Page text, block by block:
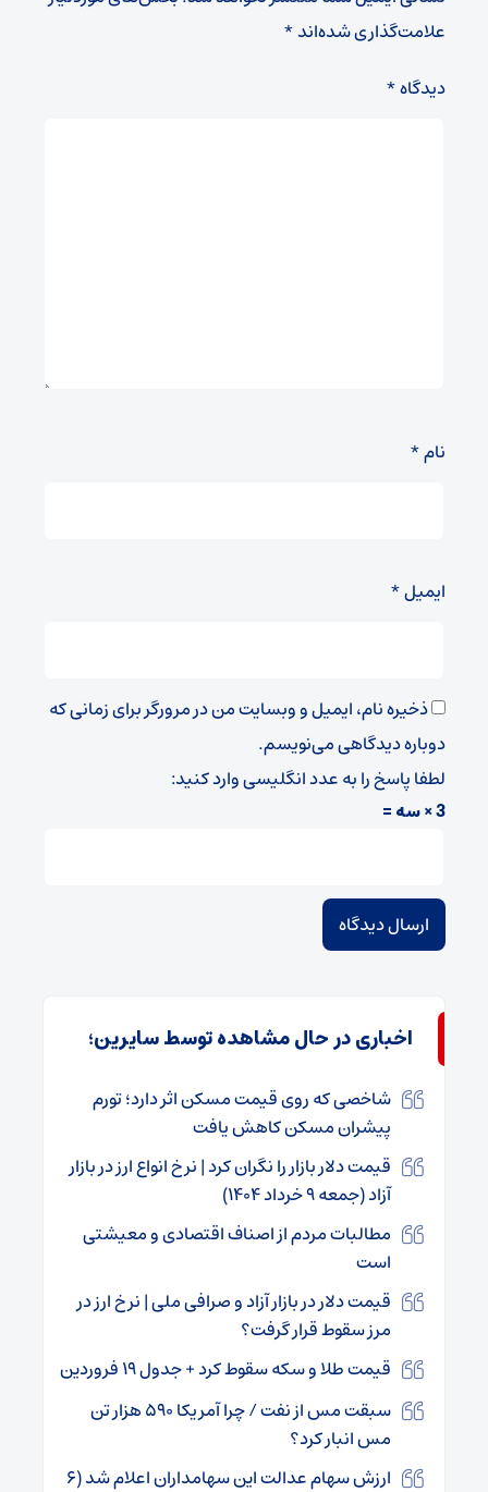
علامت‌گذاری شده‌اند*
دیدگاه*
نام*
ایمیل*
ذخیره نام، ایمیل و وبسایت من در مرورگر برای زمانی که
دوباره دیدگاهی می‌نویسم.
لطفا پاسخ را به عدد انگلیسی وارد کنید:
3 × سه =
اخباری در حال مشاهده توسط سایرین؛
شاخصی که روی قیمت مسکن اثر دارد؛ تورم
پیشران مسکن کاهش یافت
قیمت دلار بازار را نگران کرد | نرخ انواع ارز در بازار
آزاد (جمعه ۹ خرداد ۱۴۰۴)
مطالبات مردم از اصناف اقتصادی و معیشتی
است
قیمت دلار در بازار آزاد و صرافی ملی | نرخ ارز در
مرز سقوط قرار گرفت؟
قیمت طلا و سکه سقوط کرد + جدول ۱۹ فروردین
سبقت مس از نفت / چرا آمریکا ۵۹۰ هزار تن
مس انبار کرد؟
ارزش سهام عدالت این سهامداران اعلام شد (۶